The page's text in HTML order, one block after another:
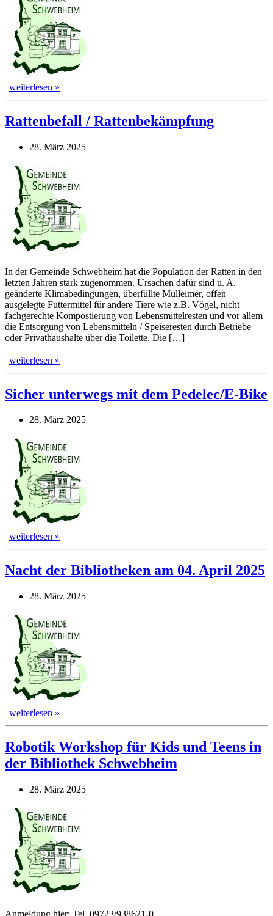
weiterlesen »
Rattenbefall / Rattenbekämpfung
28. März 2025
In der Gemeinde Schwebheim hat die Population der Ratten in den
letzten Jahren stark zugenommen. Ursachen dafür sind u. A.
geänderte Klimabedingungen, überfüllte Mülleimer, offen
ausgelegte Futtermittel für andere Tiere wie z.B. Vögel, nicht
fachgerechte Kompostierung von Lebensmittelresten und vor allem
die Entsorgung von Lebensmitteln / Speiseresten durch Betriebe
oder Privathaushalte über die Toilette. Die […]
weiterlesen »
Sicher unterwegs mit dem Pedelec/E-Bike
28. März 2025
weiterlesen »
Nacht der Bibliotheken am 04. April 2025
28. März 2025
weiterlesen »
Robotik Workshop für Kids und Teens in
der Bibliothek Schwebheim
28. März 2025
Anmeldung hier: Tel. 09723/938621-0